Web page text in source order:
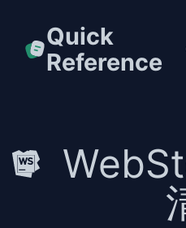
Quick
Reference